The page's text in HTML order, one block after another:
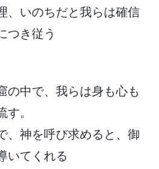
、いのちだと我らは確信
つき従う
の中で、我らは身も心も
。
、神を呼び求めると、御
いてくれる